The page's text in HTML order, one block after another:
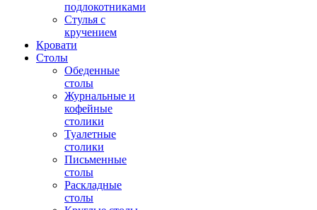
подлокотниками
Стулья с
кручением
Кровати
Столы
Обеденные
столы
Журнальные и
кофейные
столики
Туалетные
столики
Письменные
столы
Раскладные
столы